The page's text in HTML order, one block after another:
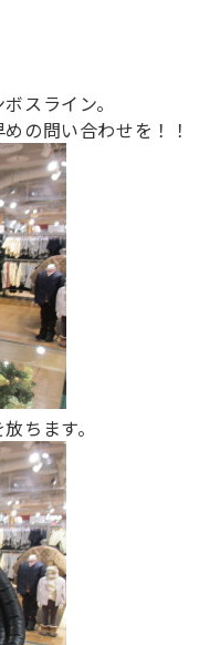
ボスライン。
の問い合わせを！！
ちます。